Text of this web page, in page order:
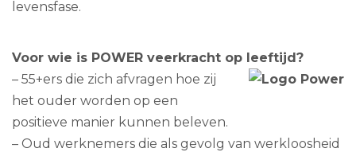
levensfase.
Voor wie is POWER veerkracht op leeftijd?
– 55+ers die zich afvragen hoe zij
het ouder worden op een
positieve manier kunnen beleven.
– Oud werknemers die als gevolg van werkloosheid